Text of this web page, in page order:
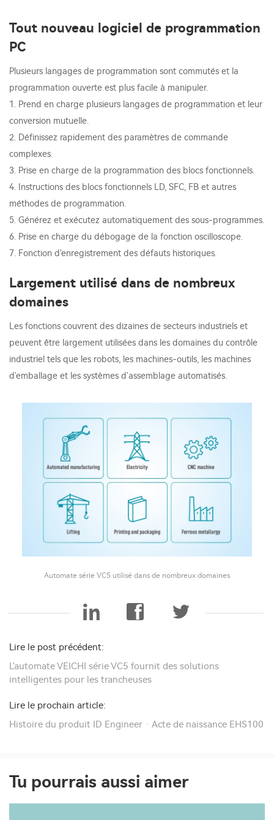
Tout nouveau logiciel de programmation
PC
Plusieurs langages de programmation sont commutés et la
programmation ouverte est plus facile à manipuler.
1. Prend en charge plusieurs langages de programmation et leur
conversion mutuelle.
2. Définissez rapidement des paramètres de commande
complexes.
3. Prise en charge de la programmation des blocs fonctionnels.
4. Instructions des blocs fonctionnels LD, SFC, FB et autres
méthodes de programmation.
5. Générez et exécutez automatiquement des sous-programmes.
6. Prise en charge du débogage de la fonction oscilloscope.
7. Fonction d'enregistrement des défauts historiques.
Largement utilisé dans de nombreux
domaines
Les fonctions couvrent des dizaines de secteurs industriels et
peuvent être largement utilisées dans les domaines du contrôle
industriel tels que les robots, les machines-outils, les machines
d'emballage et les systèmes d'assemblage automatisés.
Automate série VC5 utilisé dans de nombreux domaines
Lire le post précédent:
L'automate VEICHI série VC5 fournit des solutions
intelligentes pour les trancheuses
Lire le prochain article:
Histoire du produit ID Engineer · Acte de naissance EHS100
Tu pourrais aussi aimer